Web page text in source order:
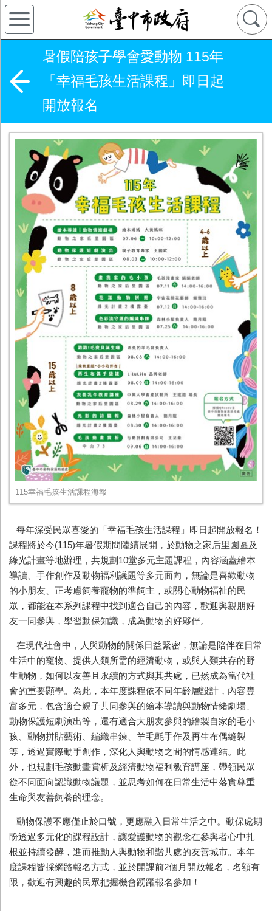
暑假陪孩子學會愛動物 115年
「幸福毛孩生活課程」即日起
開放報名
115幸福毛孩生活課程海報
每年深受民眾喜愛的「幸福毛孩生活課程」即日起開放報名！
課程將於今(115)年暑假期間陸續展開，於動物之家后里園區及
綠光計畫等地辦理，共規劃 10堂多元主題課程，內容涵蓋繪本
導讀、手作創作及動物福利議題等多元面向，無論是喜歡動物
的小朋友、正考慮飼養寵物的準飼主，或關心動物福祉的民
眾，都能在本系列課程中找到適合自己的內容，歡迎與親朋好
友一同參與，學習動保知識，成為動物的好夥伴。
在現代社會中，人與動物的關係日益緊密，無論是陪伴在日常
生活中的寵物、提供人類所需的經濟動物，或與人類共存的野
生動物，如何以友善且永續的方式與其共處，已然成為當代社
會的重要顯學。為此，本年度課程依不同年齡層設計，內容豐
富多元，包含適合親子共同參與的繪本導讀與動物情緒劇場、
動物保護短劇演出等，還有適合大朋友參與的繪製自家的毛小
孩、動物拼貼藝術、編織串鍊、羊毛氈手作及再生布偶縫製
等，透過實際動手創作，深化人與動物之間的情感連結。此
外，也規劃毛孩動畫賞析及經濟動物福利教育講座，帶領民眾
從不同面向認識動物議題，並思考如何在日常生活中落實尊重
生命與友善飼養的理念。
動物保護不應僅止於口號，更應融入日常生活之中。動保處期
盼透過多元化的課程設計，讓愛護動物的觀念在參與者心中扎
根並持續發酵，進而推動人與動物和諧共處的友善城市。本年
度課程皆採網路報名方式，並於開課前2個月開放報名，名額有
限，歡迎有興趣的民眾把握機會踴躍報名參加！